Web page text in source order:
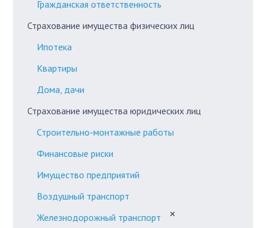
Гражданская ответственность
Страхование имущества физических лиц
Ипотека
Квартиры
Дома, дачи
Страхование имущества юридических лиц
Строительно-монтажные работы
Финансовые риски
Имущество предприятий
Воздушный транспорт
Железнодорожный транспорт
✕